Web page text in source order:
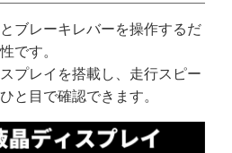
ブレーキレバーを操作するだ
です。
プレイを搭載し、走行スピー
と目で確認できます。